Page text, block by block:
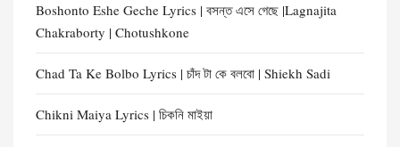
Boshonto Eshe Geche Lyrics | বসন্ত এসে গেছে |Lagnajita
Chakraborty | Chotushkone
Chad Ta Ke Bolbo Lyrics | চাঁদ টা কে বলবো | Shiekh Sadi
Chikni Maiya Lyrics | চিকনি মাইয়া